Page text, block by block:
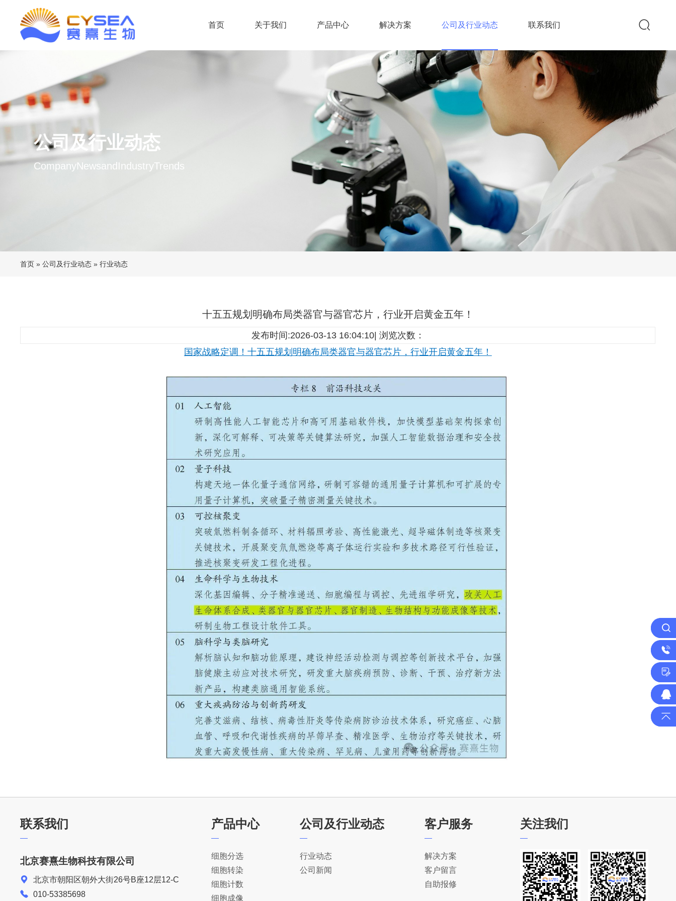
首页 关于我们 产品中心 解决方案 公司及行业动态 联系我们
公司及行业动态
CompanyNewsandIndustryTrends
首页 »公司及行业动态 »行业动态
十五五规划明确布局类器官与器官芯片，行业开启黄金五年！
发布时间:2026-03-13 16:04:10| 浏览次数：
国家战略定调！十五五规划明确布局类器官与器官芯片，行业开启黄金五年！
联系我们
北京赛熹生物科技有限公司
北京市朝阳区朝外大街26号B座12层12-C
010-53385698
产品中心
细胞分选
细胞转染
细胞计数
细胞成像
公司及行业动态
行业动态
公司新闻
客户服务
解决方案
客户留言
自助报修
关注我们